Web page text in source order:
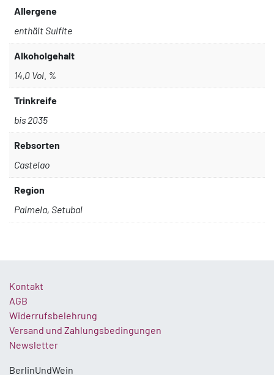
Allergene
enthält Sulfite
Alkoholgehalt
14,0 Vol. %
Trinkreife
bis 2035
Rebsorten
Castelao
Region
Palmela, Setubal
Kontakt
AGB
Widerrufsbelehrung
Versand und Zahlungsbedingungen
Newsletter
BerlinUndWein